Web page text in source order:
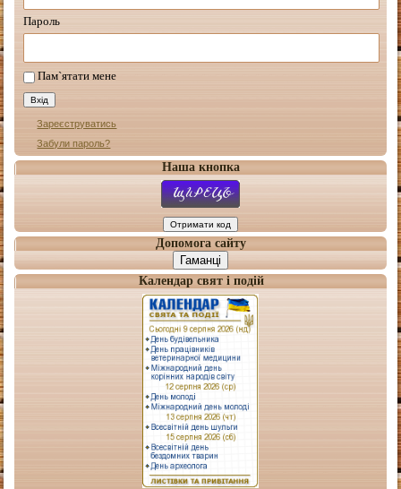
Пароль
Пам`ятати мене
Зареєструватись
Забули пароль?
Наша кнопка
Допомога сайту
Гаманці
Календар свят і подій